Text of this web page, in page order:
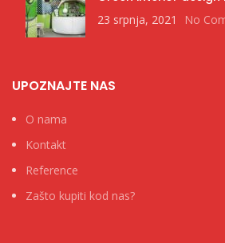
23 srpnja, 2021 No
UPOZNAJTE NAS
O nama
Kontakt
Reference
Zašto kupiti kod nas?